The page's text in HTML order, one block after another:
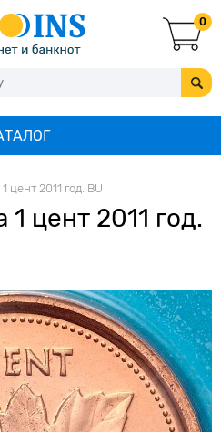
0
цент 2011 год. BU
цент 2011 год.